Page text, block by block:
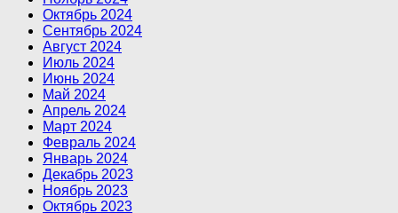
Октябрь 2024
Сентябрь 2024
Август 2024
Июль 2024
Июнь 2024
Май 2024
Апрель 2024
Март 2024
Февраль 2024
Январь 2024
Декабрь 2023
Ноябрь 2023
Октябрь 2023